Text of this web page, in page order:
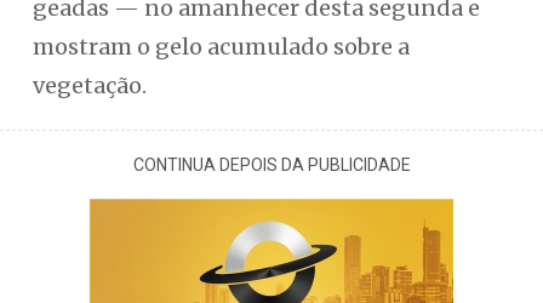
geadas — no amanhecer desta segunda e
mostram o gelo acumulado sobre a
vegetação.
CONTINUA DEPOIS DA PUBLICIDADE